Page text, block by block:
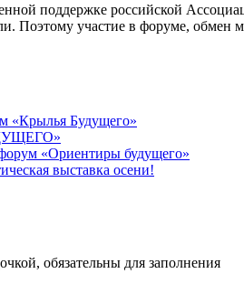
поддержке российской
Поэтому участие в форуме,
«Крылья Будущего»
«Ориентиры будущего»
выставка осени!
обязательны для заполнения